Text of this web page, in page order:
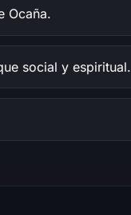
Ocaña.
social y espiritual.